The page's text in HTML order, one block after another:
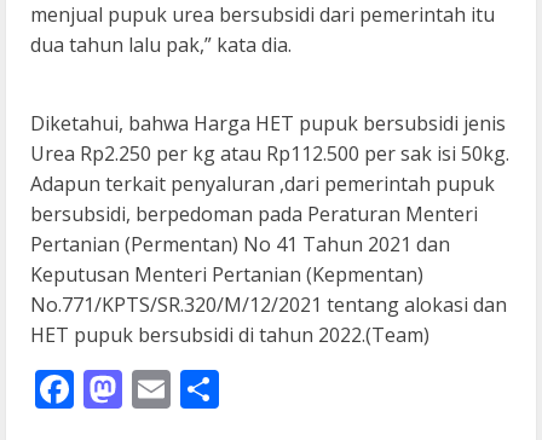
menjual pupuk urea bersubsidi dari pemerintah itu
dua tahun lalu pak,” kata dia.
Diketahui, bahwa Harga HET pupuk bersubsidi jenis
Urea Rp2.250 per kg atau Rp112.500 per sak isi 50kg.
Adapun terkait penyaluran ,dari pemerintah pupuk
bersubsidi, berpedoman pada Peraturan Menteri
Pertanian (Permentan) No 41 Tahun 2021 dan
Keputusan Menteri Pertanian (Kepmentan)
No.771/KPTS/SR.320/M/12/2021 tentang alokasi dan
HET pupuk bersubsidi di tahun 2022.(Team)
Facebook
Mastodon
Email